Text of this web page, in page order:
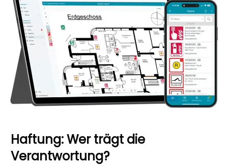
Haftung: Wer trägt die
Verantwortung?